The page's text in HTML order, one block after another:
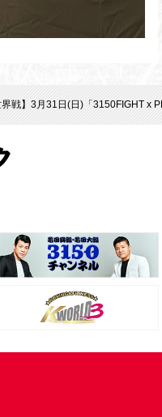
界戦】3月31日(日)「3150FIGHT x